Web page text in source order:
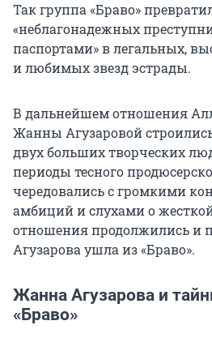
Так группа «Браво»
«неблагонадежных
паспортами» в легальных,
и любимых звезд эстрады.
В дальнейшем отношения
Жанны Агузаровой
двух больших творческих
периоды тесного
чередовались с громкими
амбиций и слухами о
отношения продолжились и
Агузарова ушла из «Браво».
Жанна Агузарова и
«Браво»